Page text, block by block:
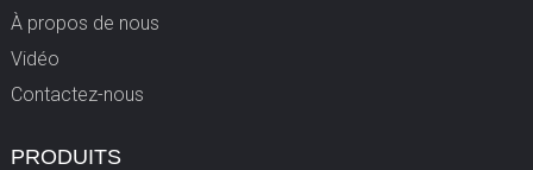
À propos de nous
Vidéo
Contactez-nous
PRODUITS